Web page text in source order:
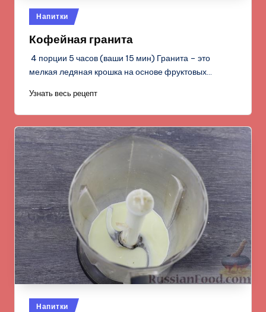
Опубликовано
в
Напитки
Кофейная гранита
4 порции 5 часов (ваши 15 мин) Гранита – это
мелкая ледяная крошка на основе фруктовых…
Узнать весь рецепт
Опубликовано
Напитки